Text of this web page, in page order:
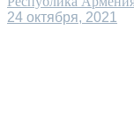
24 октября, 2021